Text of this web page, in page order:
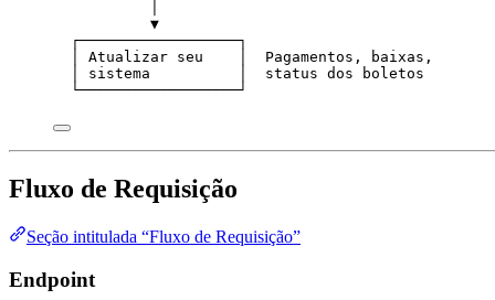
▼
┌──────────────────┐
│ Atualizar seu    │  Pagamentos, baixas,
│ sistema          │  status dos boletos
└──────────────────┘
Fluxo de Requisição
Seção intitulada “Fluxo de Requisição”
Endpoint